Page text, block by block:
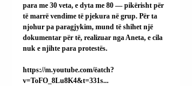
para me 30 veta, e dyta me 80 — pikërisht për
të marrë vendime të pjekura në grup. Për ta
njohur pa paragjykim, mund të shihet një
dokumentar për të, realizuar nga Aneta, e cila
nuk e njihte para protestës.
https://m.youtube.com/ëatch?
v=ToFO_8Lu8K4&t=331s...